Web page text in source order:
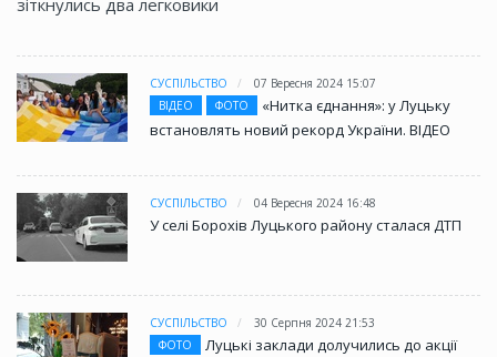
СУСПІЛЬСТВО
07 Вересня 2024 15:07
ВІДЕО
ФОТО
«Нитка єднання»: у Луцьку
встановлять новий рекорд України. ВІДЕО
СУСПІЛЬСТВО 04 Вересня 2024 16:48
У селі Борохів Луцького району сталася ДТП
СУСПІЛЬСТВО
30 Серпня 2024 21:53
ФОТО
Луцькі заклади долучились до акції